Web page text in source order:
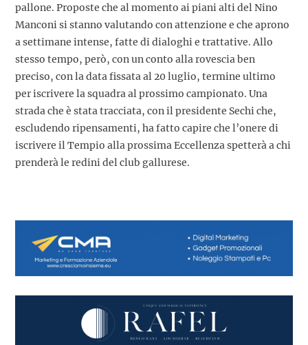
pallone. Proposte che al momento ai piani alti del Nino
Manconi si stanno valutando con attenzione e che aprono
a settimane intense, fatte di dialoghi e trattative. Allo
stesso tempo, però, con un conto alla rovescia ben
preciso, con la data fissata al 20 luglio, termine ultimo
per iscrivere la squadra al prossimo campionato. Una
strada che è stata tracciata, con il presidente Sechi che,
escludendo ripensamenti, ha fatto capire che l’onere di
iscrivere il Tempio alla prossima Eccellenza spetterà a chi
prenderà le redini del club gallurese.